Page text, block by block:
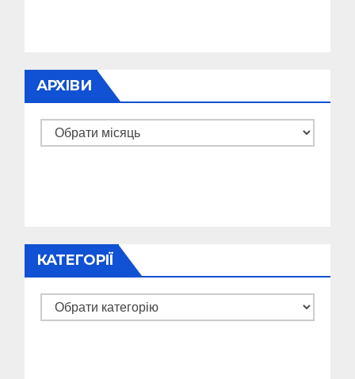
АРХІВИ
Архіви
КАТЕГОРІЇ
Категорії